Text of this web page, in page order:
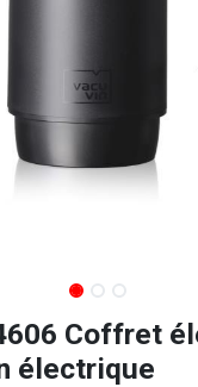
Coffret
électrique